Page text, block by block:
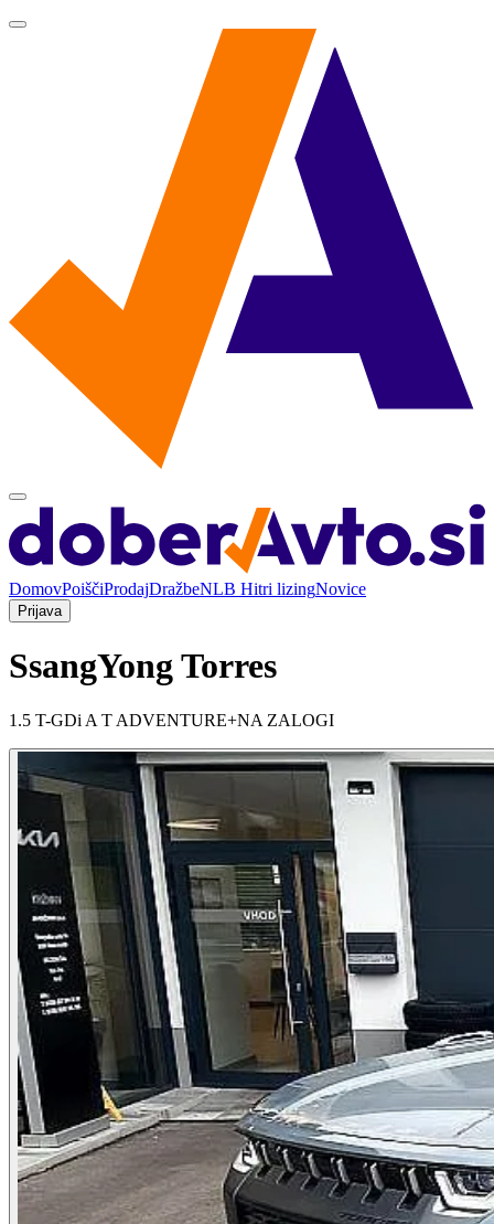
DomovPoiščiProdajDražbeNLB Hitri lizingNovice
Prijava
SsangYong Torres
1.5 T-GDi A T ADVENTURE+NA ZALOGI